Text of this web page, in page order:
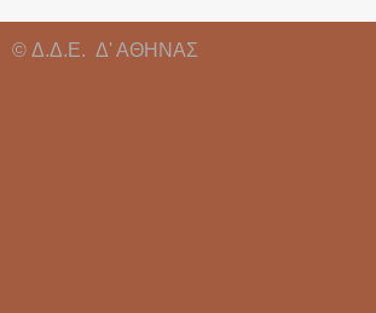
- τμ. Εκπαιδευτικών Θεμάτων
© Δ.Δ.Ε. Δ' ΑΘΗΝΑΣ